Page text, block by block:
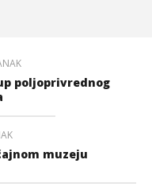
poljoprivrednog
muzeju